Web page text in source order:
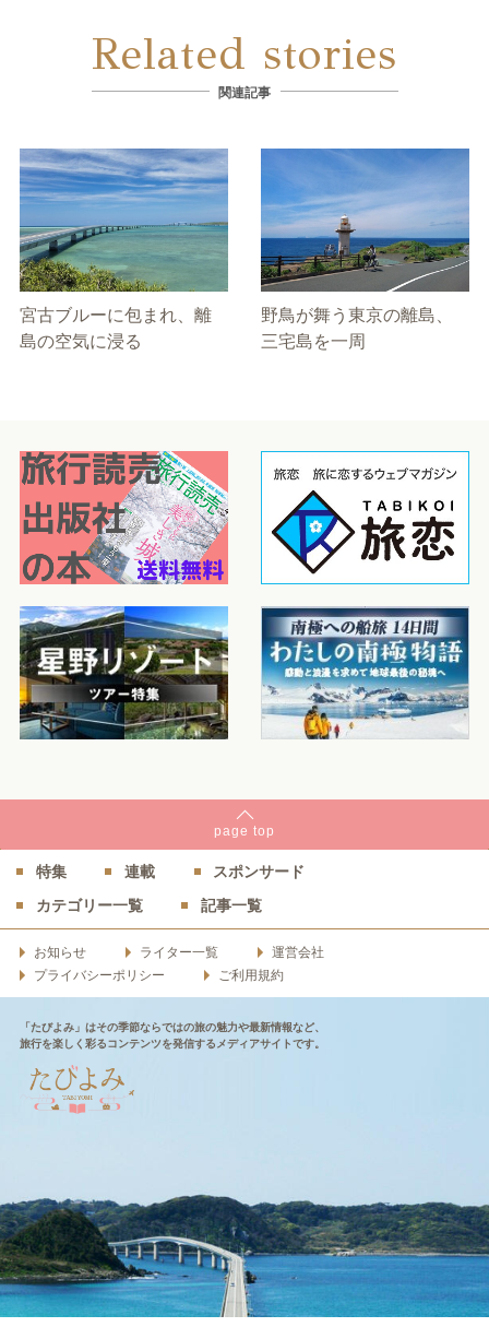
Related stories
関連記事
宮古ブルーに包まれ、離
島の空気に浸る
野鳥が舞う東京の離島、
三宅島を一周
page top
特集 連載
スポンサード
カテゴリー一覧
記事一覧
お知らせ ライター一覧
運営会社
プライバシーポリシー
ご利用規約
「たびよみ」はその季節ならではの旅の魅力や最新情報など、
旅行を楽しく彩るコンテンツを発信するメディアサイトです。